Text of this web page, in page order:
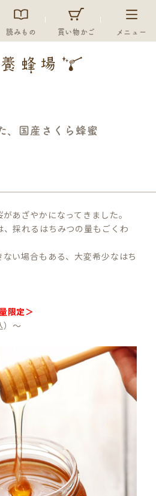
読みもの 買い物かご メニュー
、国産さくら蜂蜜
あざやかになってきました。
採れるはちみつの量もごくわ
い場合もある、大変希少なはち
限定＞
）～